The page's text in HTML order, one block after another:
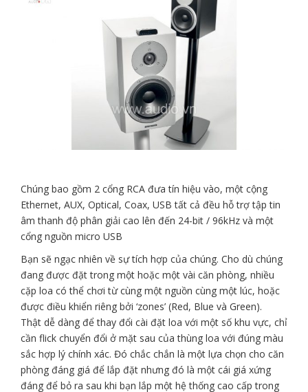
Chúng bao gồm 2 cổng RCA đưa tín hiệu vào, một cộng
Ethernet, AUX, Optical, Coax, USB tất cả đều hỗ trợ tập tin
âm thanh độ phân giải cao lên đến 24-bit / 96kHz và một
cổng nguồn micro USB
Bạn sẽ ngạc nhiên về sự tích hợp của chúng. Cho dù chúng
đang được đặt trong một hoặc một vài căn phòng, nhiều
cặp loa có thể chơi từ cùng một nguồn cùng một lúc, hoặc
được điều khiển riêng bởi ‘zones’ (Red, Blue và Green).
Thật dễ dàng để thay đổi cài đặt loa với một số khu vực, chỉ
cần flick chuyển đổi ở mặt sau của thùng loa với đúng màu
sắc hợp lý chính xác. Đó chắc chắn là một lựa chọn cho căn
phòng đáng giá để lắp đặt nhưng đó là một cái giá xứng
đáng để bỏ ra sau khi bạn lắp một hệ thống cao cấp trong